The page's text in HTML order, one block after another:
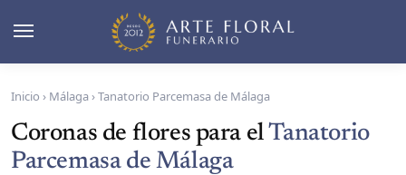
Inicio › Málaga›Tanatorio Parcemasa de Málaga
Coronas de flores para elTanatorio
Parcemasa de Málaga